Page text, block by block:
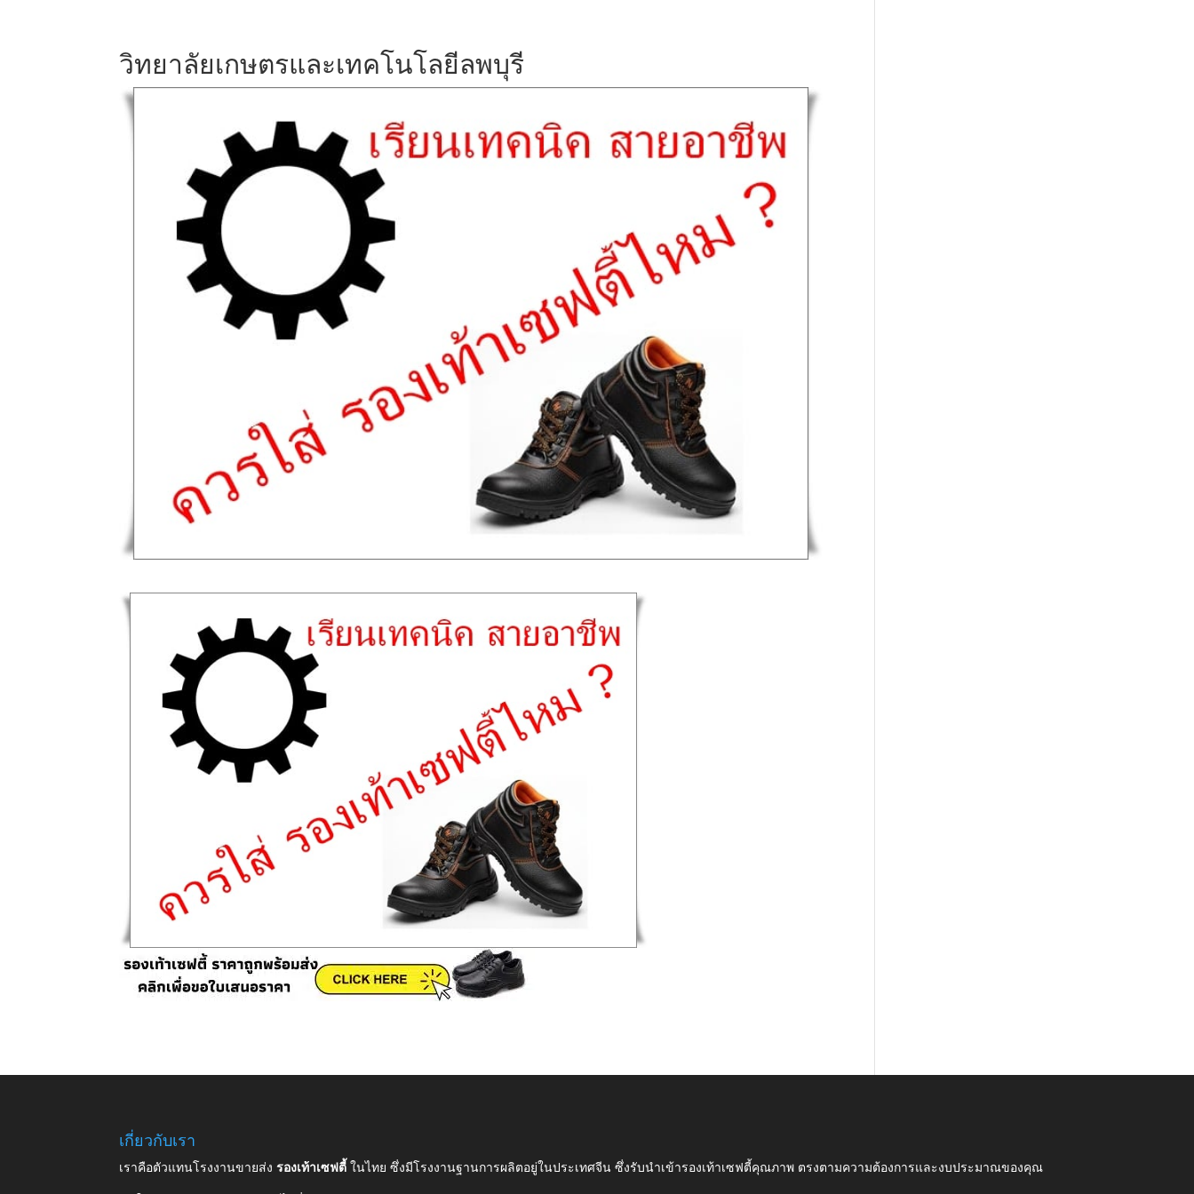
วิทยาลัยเกษตรและเทคโนโลยีลพบุรี
เกี่ยวกับเรา
เราคือตัวแทนโรงงานขายส่งรองเท้าเซฟตี้ในไทย ซึ่งมีโรงงานฐานการผลิตอยู่ในประเทศจีน ซึ่งรับนำเข้ารองเท้าเซฟตี้คุณภาพ ตรงตามความต้องการและงบประมาณของคุณ